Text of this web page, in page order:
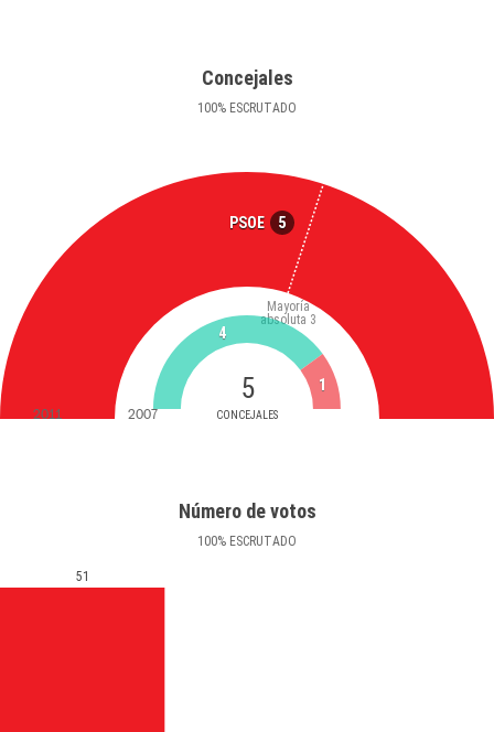
Concejales
100% ESCRUTADO
PSOE 5
5
CONCEJALES
Mayoría
absoluta 3
4
1
2011 2007
Número de votos
100% ESCRUTADO
51